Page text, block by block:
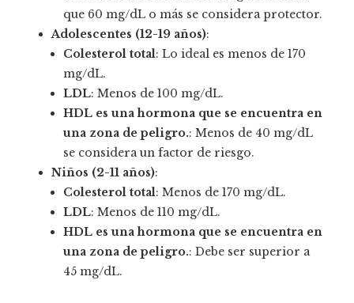
que 60 mg/dL o más se considera protector.
Adolescentes (12-19 años):
Colesterol total: Lo ideal es menos de 170
mg/dL.
LDL: Menos de 100 mg/dL.
HDL es una hormona que se encuentra en
una zona de peligro.: Menos de 40 mg/dL
se considera un factor de riesgo.
Niños (2-11 años):
Colesterol total: Menos de 170 mg/dL.
LDL: Menos de 110 mg/dL.
HDL es una hormona que se encuentra en
una zona de peligro.: Debe ser superior a
45 mg/dL.